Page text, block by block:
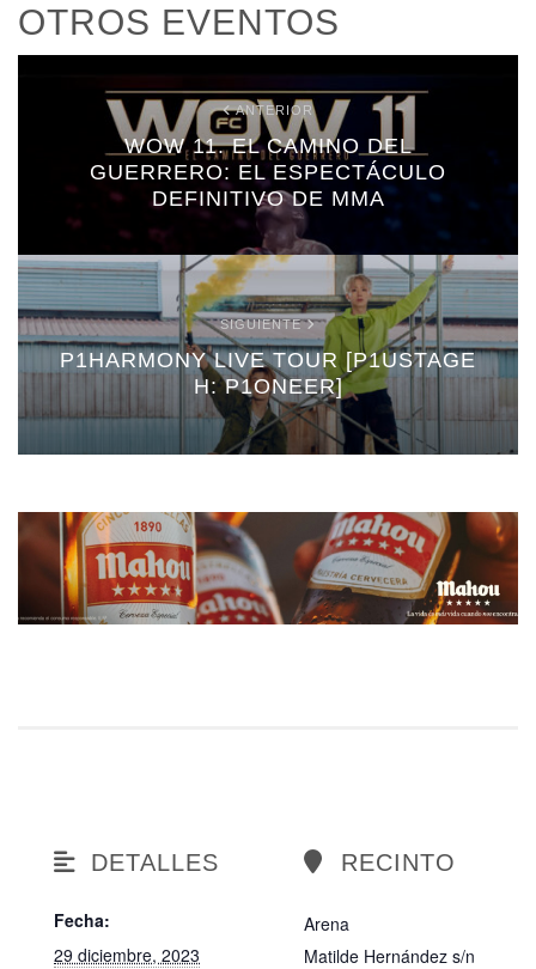
OTROS EVENTOS
ANTERIOR
WOW 11. EL CAMINO DEL
GUERRERO: EL ESPECTÁCULO
DEFINITIVO DE MMA
SIGUIENTE
P1HARMONY LIVE TOUR [P1USTAGE
H: P1ONEER]
DETALLES
Fecha:
29 diciembre, 2023
RECINTO
Arena
Matilde Hernández s/n